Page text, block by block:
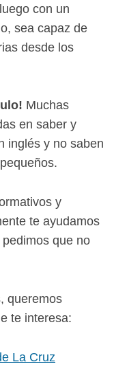
con un
sea capaz de
desde los
Muchas
en saber y
inglés y no saben
y
te ayudamos
que no
queremos
te interesa:
La Cruz